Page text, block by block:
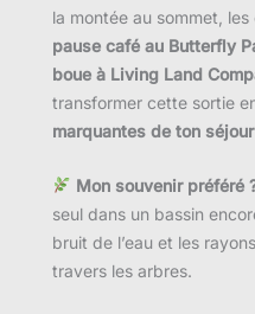
la montée au sommet,
pause café au Butterfly
boue à Living Land
transformer cette sortie
marquantes de ton
Mon souvenir préféré
seul dans un bassin
bruit de l’eau et les
travers les arbres.